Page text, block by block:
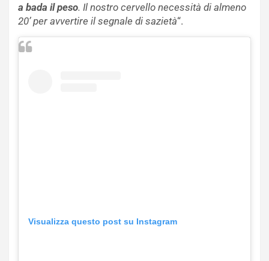
a bada il peso. Il nostro cervello necessità di almeno
20’ per avvertire il segnale di sazietà“.
Visualizza questo post su Instagram